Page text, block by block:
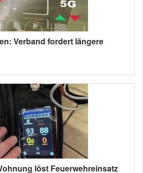
Verband fordert längere
löst Feuerwehreinsatz